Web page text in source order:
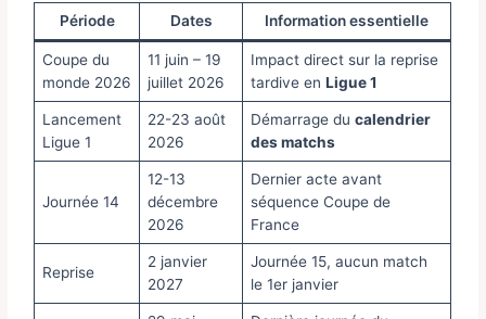
Période Dates Information essentielle
Coupe du
monde 2026
11 juin – 19
juillet 2026
Impact direct sur la reprise
tardive enLigue 1
Lancement
Ligue 1
22-23 août
2026
Démarrage ducalendrier
des matchs
Journée 14
12-13
décembre
2026
Dernier acte avant
séquence Coupe de
France
Reprise
2 janvier
2027
Journée 15, aucun match
le 1er janvier